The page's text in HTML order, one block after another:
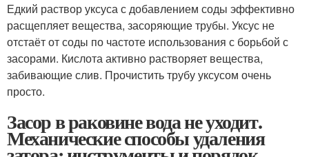
Едкий раствор уксуса с добавлением соды эффективно
расщепляет вещества, засоряющие трубы. Уксус не
отстаёт от соды по частоте использования с борьбой с
засорами. Кислота активно растворяет вещества,
забивающие слив. Прочистить трубу уксусом очень
просто.
Засор в раковине вода не уходит.
Механические способы удаления